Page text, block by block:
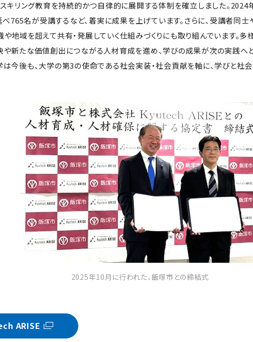
リスキリング教育を持続的かつ自律的に展開する体制を確立しました。
べ765名が受講するなど、着実に成果を上げています。さらに、受講者同
や地域を超えて共有・発展していく仕組みづくりにも取り組んでいます。
や新たな価値創出につながる人材育成を進め、学びの成果が次の実践へ
は今後も、大学の第3の使命である社会実装・社会貢献を軸に、学びと社
2025年10月に行われた、飯塚市との締結式
ARISE